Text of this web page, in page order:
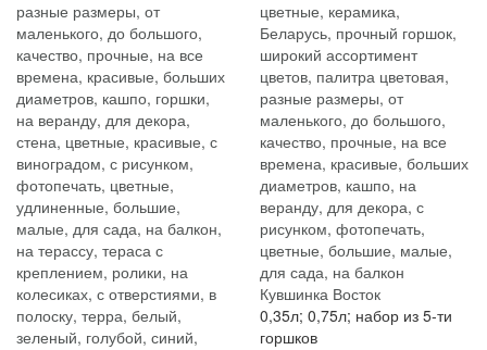
Кувшинка Восток
0,35л; 0,75л; набор из 5-ти
горшков